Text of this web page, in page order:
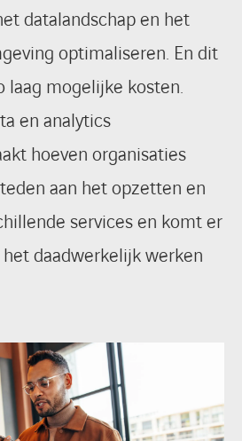
datalandschap en het
optimaliseren. En dit
laag mogelijke kosten.
en analytics
hoeven organisaties
aan het opzetten en
services en komt er
daadwerkelijk werken